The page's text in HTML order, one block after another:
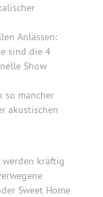
Anlässen:
sind die 4
Show
so mancher
akustischen
werden kräftig
Sweet Home